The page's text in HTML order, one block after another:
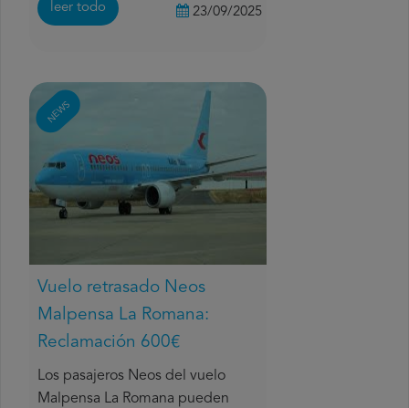
leer todo 23/09/2025
NEWS
Vuelo retrasado Neos
Malpensa La Romana:
Reclamación 600€
Los pasajeros Neos del vuelo
Malpensa La Romana pueden